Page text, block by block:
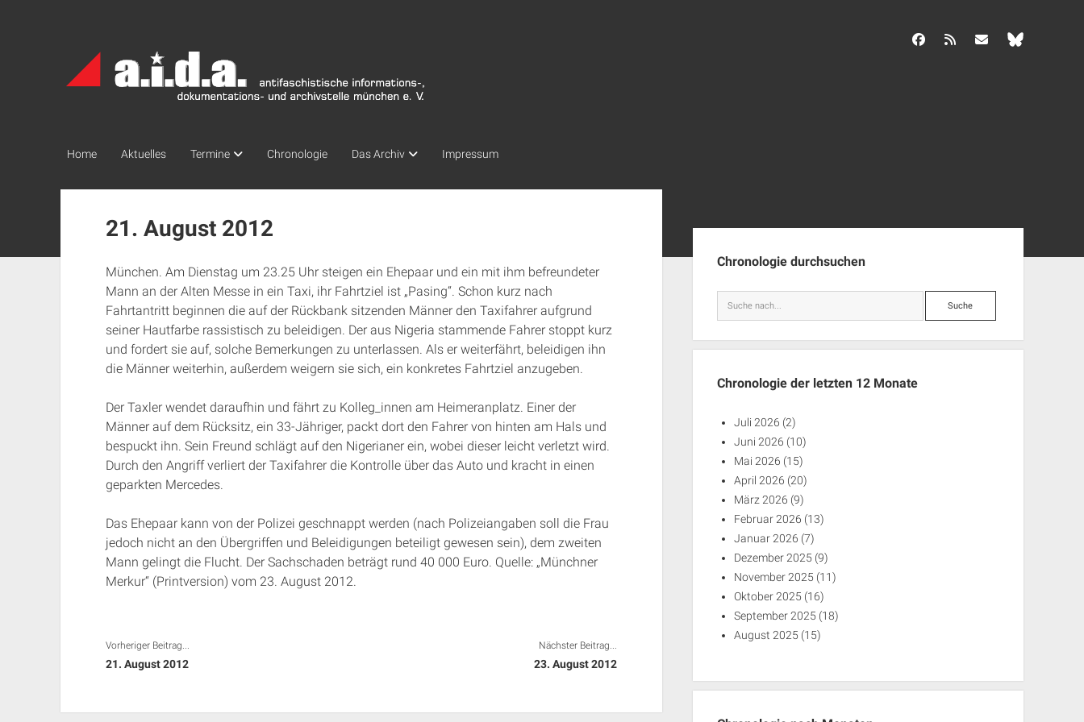
Archiv
München
facebook info@aida-archiv.de
Home Aktuelles Termine Chronologie Das Archiv Impressum
21. August 2012
München. Am Dienstag um 23.25 Uhr steigen ein Ehepaar und ein mit ihm befreundeter
Mann an der Alten Messe in ein Taxi, ihr Fahrtziel ist „Pasing“. Schon kurz nach
Fahrtantritt beginnen die auf der Rückbank sitzenden Männer den Taxifahrer aufgrund
seiner Hautfarbe rassistisch zu beleidigen. Der aus Nigeria stammende Fahrer stoppt kurz
und fordert sie auf, solche Bemerkungen zu unterlassen. Als er weiterfährt, beleidigen ihn
die Männer weiterhin, außerdem weigern sie sich, ein konkretes Fahrtziel anzugeben.
Der Taxler wendet daraufhin und fährt zu Kolleg_innen am Heimeranplatz. Einer der
Männer auf dem Rücksitz, ein 33-Jähriger, packt dort den Fahrer von hinten am Hals und
bespuckt ihn. Sein Freund schlägt auf den Nigerianer ein, wobei dieser leicht verletzt wird.
Durch den Angriff verliert der Taxifahrer die Kontrolle über das Auto und kracht in einen
geparkten Mercedes.
Das Ehepaar kann von der Polizei geschnappt werden (nach Polizeiangaben soll die Frau
jedoch nicht an den Übergriffen und Beleidigungen beteiligt gewesen sein), dem zweiten
Mann gelingt die Flucht. Der Sachschaden beträgt rund 40 000 Euro. Quelle: „Münchner
Merkur“ (Printversion) vom 23. August 2012.
Vorheriger Beitrag...
21. August 2012
Nächster Beitrag...
23. August 2012
Chronologie durchsuchen
Suche
Chronologie der letzten 12 Monate
Juli 2026 (2)
Juni 2026 (10)
Mai 2026 (15)
April 2026 (20)
März 2026 (9)
Februar 2026 (13)
Januar 2026 (7)
Dezember 2025 (9)
November 2025 (11)
Oktober 2025 (16)
September 2025 (18)
August 2025 (15)